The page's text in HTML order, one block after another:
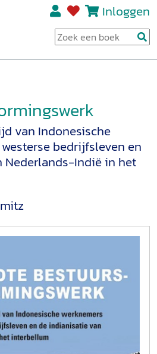
Inloggen
van Indonesische
bedrijfsleven en
Nederlands-Indië in het